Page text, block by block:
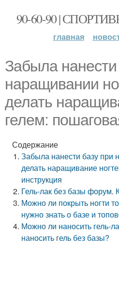
90-60-90 |
главная
Забыла нанести
наращивании
делать
гелем:
Содержание
Забыла нанести базу при
делать наращивание
инструкция
Гель-лак без базы форум.
Можно ли покрыть ногти
нужно знать о базе и
Можно ли наносить гель-
наносить гель без базы?